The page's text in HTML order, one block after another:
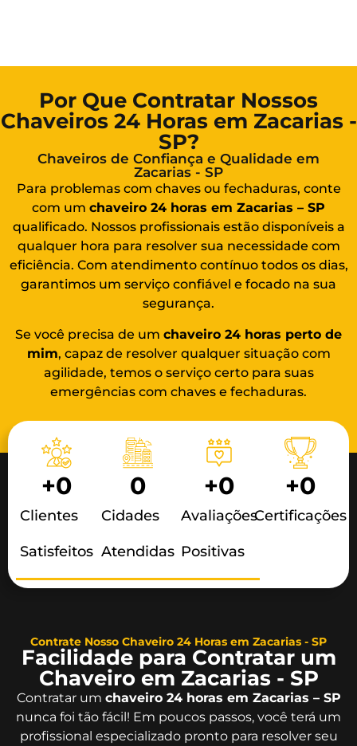
Por Que Contratar Nossos
Chaveiros 24 Horas em Zacarias -
SP?
Chaveiros de Confiança e Qualidade em
Zacarias - SP
Para problemas com chaves ou fechaduras, conte
com um chaveiro 24 horas em Zacarias – SP
qualificado. Nossos profissionais estão disponíveis a
qualquer hora para resolver sua necessidade com
eficiência. Com atendimento contínuo todos os dias,
garantimos um serviço confiável e focado na sua
segurança.
Se você precisa de um chaveiro 24 horas perto de
mim, capaz de resolver qualquer situação com
agilidade, temos o serviço certo para suas
emergências com chaves e fechaduras.
Clientes
Satisfeitos
+0
Cidades
Atendidas
0
Avaliações
Positivas
+0
Certificações
+0
Contrate Nosso Chaveiro 24 Horas em Zacarias - SP
Facilidade para Contratar um
Chaveiro em Zacarias - SP
Contratar um chaveiro 24 horas em Zacarias – SP
nunca foi tão fácil! Em poucos passos, você terá um
profissional especializado pronto para resolver seu